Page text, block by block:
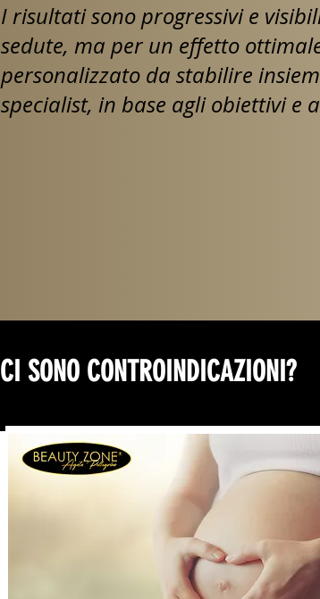
I risultati sono progressivi e
sedute, ma per un effetto
personalizzato da stabilire
specialist, in base agli obiettivi e
CI SONO CONTROINDICAZIONI?